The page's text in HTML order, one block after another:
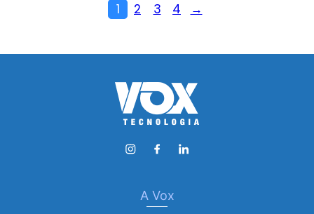
1 2 3 4 →
A Vox